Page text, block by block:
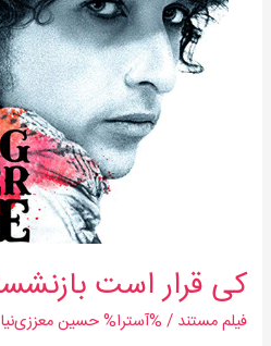
کی قرار است
فیلم مستند / %آسترا%حسین معززی‌نیا
است
بازنشسته
استاد؟